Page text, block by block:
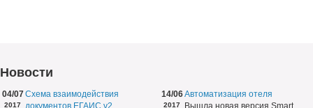
Новости
04/07
2017
Схема взаимодействия
документов ЕГАИС v2
14/06
2017
Автоматизация отеля
Вышла новая версия Smart